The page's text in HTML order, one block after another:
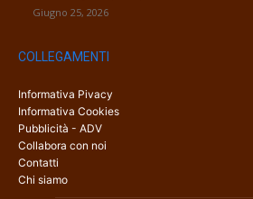
Giugno 25, 2026
COLLEGAMENTI
Informativa Pivacy
Informativa Cookies
Pubblicità - ADV
Collabora con noi
Contatti
Chi siamo